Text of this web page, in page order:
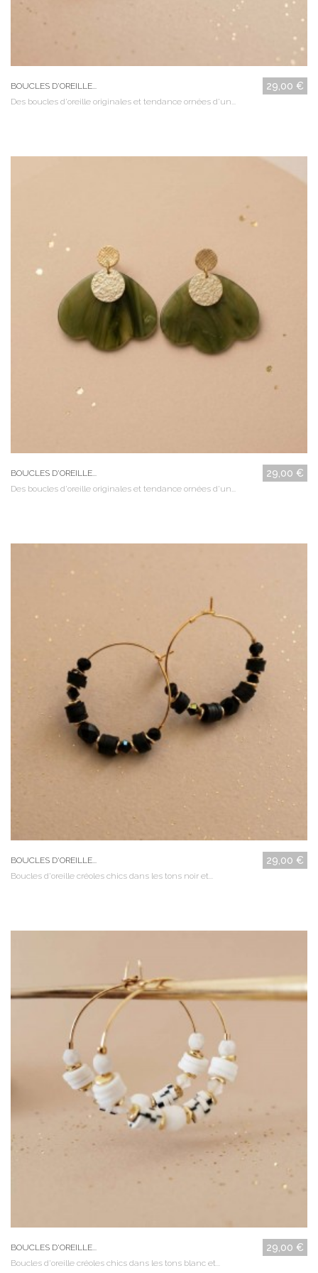
BOUCLES D'OREILLE... 29,00 €
Des boucles d'oreille originales et tendance ornées d'un...
BOUCLES D'OREILLE... 29,00 €
Des boucles d'oreille originales et tendance ornées d'un...
BOUCLES D'OREILLE... 29,00 €
Boucles d'oreille créoles chics dans les tons noir et...
BOUCLES D'OREILLE... 29,00 €
Boucles d'oreille créoles chics dans les tons blanc et...